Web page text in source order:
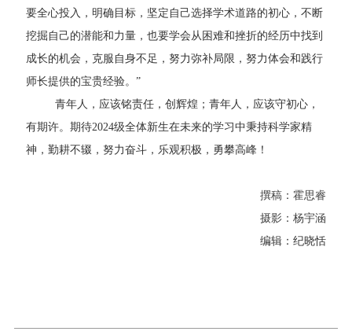
要全心投入，明确目标，坚定自己选择学术道路的初心，不断
挖掘自己的潜能和力量，也要学会从困难和挫折的经历中找到
成长的机会，克服自身不足，努力弥补局限，努力体会和践行
师长提供的宝贵经验。”
青年人，应该铭责任，创辉煌；青年人，应该守初心，
有期许。期待2024级全体新生在未来的学习中秉持科学家精
神，勤耕不辍，努力奋斗，乐观积极，勇攀高峰！
撰稿：霍思睿
摄影：杨宇涵
编辑：纪晓恬